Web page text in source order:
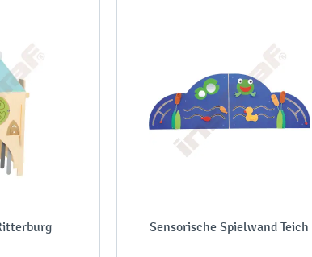
Sensorische Spielwand Teich